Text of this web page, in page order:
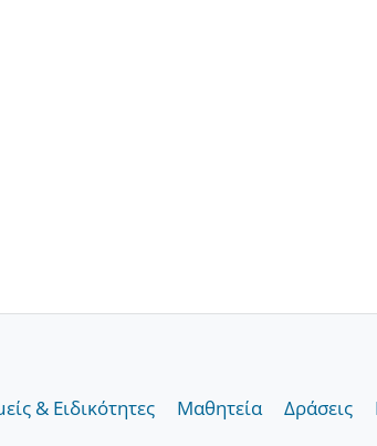
& Ειδικότητες Μαθητεία Δράσεις